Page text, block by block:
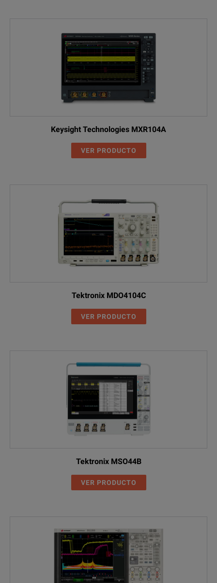
Keysight Technologies MXR104A
VER PRODUCTO
Tektronix MDO4104C
VER PRODUCTO
Tektronix MSO44B
VER PRODUCTO